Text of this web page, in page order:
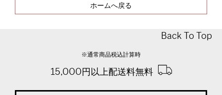
ホームへ戻る
Back To Top
※通常商品税込計算時
15,000円以上配送料無料